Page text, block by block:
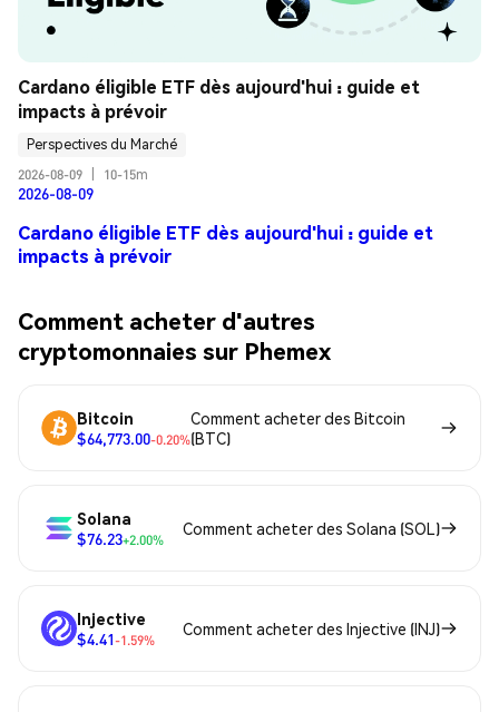
Cardano éligible ETF dès aujourd'hui : guide et
impacts à prévoir
Perspectives du Marché
2026-08-09
10-15m
2026-08-09
Cardano éligible ETF dès aujourd'hui : guide et
impacts à prévoir
Comment acheter d'autres
cryptomonnaies sur Phemex
Bitcoin
$64,773.00-0.20%
Comment acheter des Bitcoin
(BTC)
Solana
$76.23+2.00%
Comment acheter des Solana (SOL)
Injective
$4.41-1.59%
Comment acheter des Injective (INJ)